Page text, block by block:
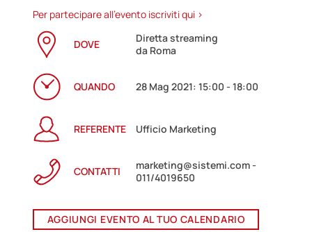
Per partecipare all’evento iscriviti qui >
DOVE
Diretta streaming
da Roma
QUANDO 28 Mag 2021: 15:00 - 18:00
REFERENTE Ufficio Marketing
CONTATTI
marketing@sistemi.com -
011/4019650
AGGIUNGI EVENTO AL TUO CALENDARIO